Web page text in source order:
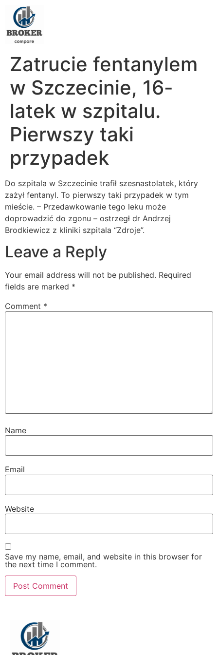
Zatrucie fentanylem
w Szczecinie, 16-
latek w szpitalu.
Pierwszy taki
przypadek
Do szpitala w Szczecinie trafił szesnastolatek, który
zażył fentanyl. To pierwszy taki przypadek w tym
mieście. – Przedawkowanie tego leku może
doprowadzić do zgonu – ostrzegł dr Andrzej
Brodkiewicz z kliniki szpitala “Zdroje”.
Leave a Reply
Your email address will not be published. Required
fields are marked *
Comment *
Name
Email
Website
Save my name, email, and website in this browser for
the next time I comment.